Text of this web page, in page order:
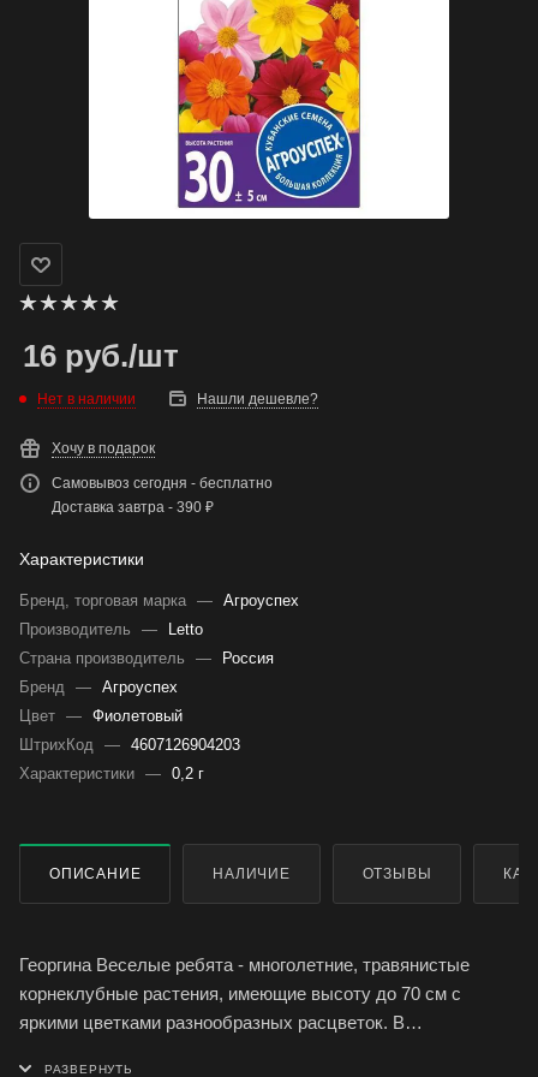
16 руб./шт
Нет в наличии Нашли дешевле?
Хочу в подарок
Самовывоз сегодня - бесплатно
Доставка завтра - 390 ₽
Характеристики
Бренд, торговая марка — Агроуспех
Производитель
—
Letto
Страна производитель
—
Россия
Бренд — Агроуспех
Цвет — Фиолетовый
ШтрихКод — 4607126904203
Характеристики — 0,2 г
ОПИСАНИЕ НАЛИЧИЕ ОТЗЫВЫ
Георгина Веселые ребята - многолетние, травянистые
корнеклубные растения, имеющие высоту до 70 см с
яркими цветками разнообразных расцветок. В